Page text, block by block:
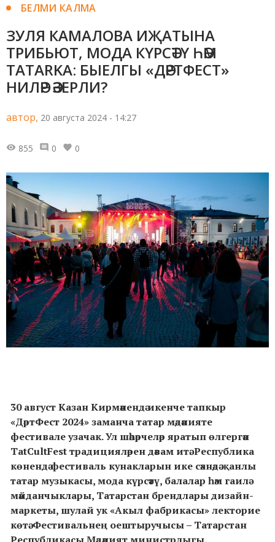
БЕЛМИ КАЛМА
ЗУЛЯ КАМАЛОВА ИҖАТЫНА
ТРИБЬЮТ, МОДА КҮРСӘТҮ ҺӘМ
TATARKA: БЫЕЛГЫ «ДӘРТФЕСТ»
НИЛӘР ӘЗЕРЛИ?
автор, 20 августа 2024 - 14:27
855 0 0
30 август Казан Кирмәнендә икенче тапкыр
«ДәртФест 2024» заманча татар мәдәнияте
фестивале узачак. Ул шәһәрчеләр яратып өлгергән
TatCultFest традицияләрен дәвам итә.Республика
көнендә фестиваль кунакларын ике сәхнәдә җанлы
татар музыкасы, мода күрсәтү, балалар һәм гаилә
мәйданчыклары, Татарстан брендлары дизайн-
маркеты, шулай ук «Акыл фабрикасы» лекторие
көтә. Фестивальнең оештыручысы – Татарстан